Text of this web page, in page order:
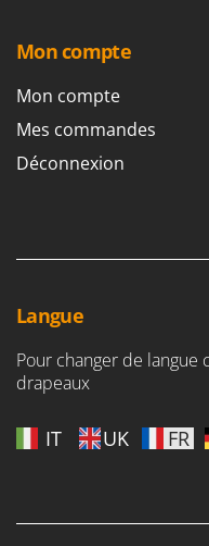
Prismafood
R
R.G.V.
Reber
Ripartrak
River Systems
Rossofuoco
Mon compte
Mon compte
Mes commandes
Déconnexion
Langue
Pour changer de langue
drapeaux
IT UK FR